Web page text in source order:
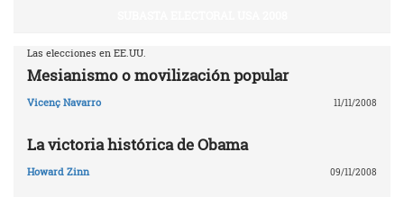
Las elecciones en EE.UU.
Mesianismo o movilización popular
Vicenç Navarro 11/11/2008
La victoria histórica de Obama
Howard Zinn 09/11/2008